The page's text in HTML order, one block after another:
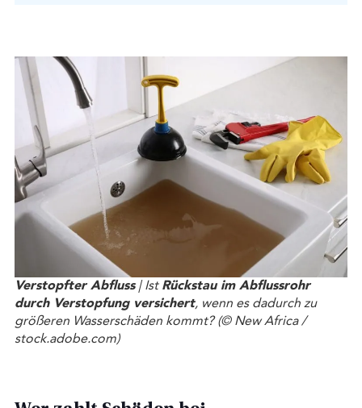
Verstopfter Abfluss| Ist Rückstau im Abflussrohr
durch Verstopfung versichert, wenn es dadurch zu
größeren Wasserschäden kommt? (© New Africa /
stock.adobe.com)